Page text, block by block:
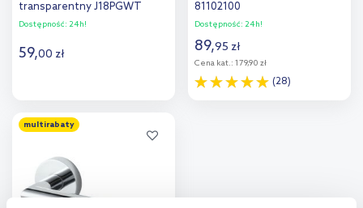
transparentny J18PGWT
Dostępność: 24h!
59,00 zł
Dodaj do
porównania
81102100
Dostępność: 24h!
89,95 zł
Cena kat.: 179,90 zł
(28)
multirabaty